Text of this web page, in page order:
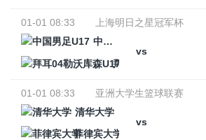
01-01 08:33
上海明日之星冠军杯
中国男足U17
vs
拜耳04勒沃库森U17
01-01 08:33
亚洲大学生篮球联赛
清华大学
vs
菲律宾大学